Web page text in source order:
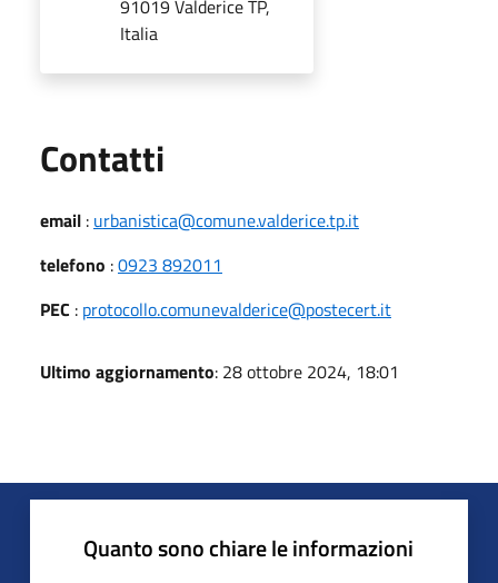
91019 Valderice TP,
Italia
Contatti
email : urbanistica@comune.valderice.tp.it
telefono :0923 892011
PEC : protocollo.comunevalderice@postecert.it
Ultimo aggiornamento: 28 ottobre 2024, 18:01
Quanto sono chiare le informazioni